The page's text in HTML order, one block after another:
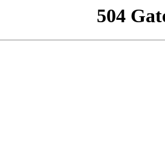
504